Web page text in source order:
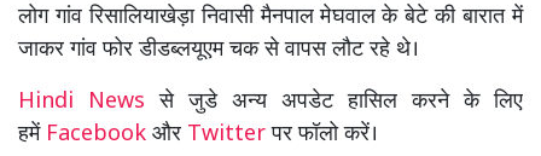
लोग गांव रिसालियाखेड़ा निवासी मैनपाल मेघवाल के बेटे की बारात में
जाकर गांव फोर डीडब्लयूएम चक से वापस लौट रहे थे।
Hindi Newsसे जुडे अन्य अपडेट हासिल करने के लिए
हमें Facebook और Twitterपर फॉलो करें।